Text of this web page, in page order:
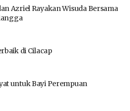
Azriel Rayakan Wisuda Bersama
di Cilacap
untuk Bayi Perempuan